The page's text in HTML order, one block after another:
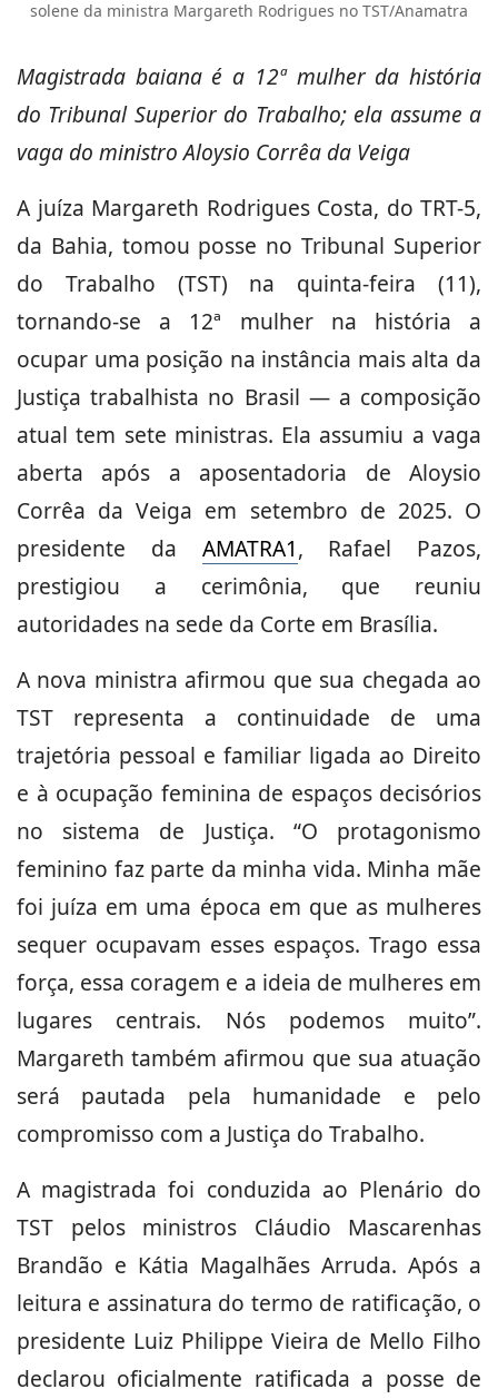
solene da ministra Margareth Rodrigues no TST/Anamatra
Magistrada baiana é a 12ª mulher da história
do Tribunal Superior do Trabalho; ela assume a
vaga do ministro Aloysio Corrêa da Veiga
A juíza Margareth Rodrigues Costa, do TRT-5,
da Bahia, tomou posse no Tribunal Superior
do Trabalho (TST) na quinta-feira (11),
tornando-se a 12ª mulher na história a
ocupar uma posição na instância mais alta da
Justiça trabalhista no Brasil — a composição
atual tem sete ministras. Ela assumiu a vaga
aberta após a aposentadoria de Aloysio
Corrêa da Veiga em setembro de 2025. O
presidente da AMATRA1, Rafael Pazos,
prestigiou a cerimônia, que reuniu
autoridades na sede da Corte em Brasília.
A nova ministra afirmou que sua chegada ao
TST representa a continuidade de uma
trajetória pessoal e familiar ligada ao Direito
e à ocupação feminina de espaços decisórios
no sistema de Justiça. “O protagonismo
feminino faz parte da minha vida. Minha mãe
foi juíza em uma época em que as mulheres
sequer ocupavam esses espaços. Trago essa
força, essa coragem e a ideia de mulheres em
lugares centrais. Nós podemos muito”.
Margareth também afirmou que sua atuação
será pautada pela humanidade e pelo
compromisso com a Justiça do Trabalho.
A magistrada foi conduzida ao Plenário do
TST pelos ministros Cláudio Mascarenhas
Brandão e Kátia Magalhães Arruda. Após a
leitura e assinatura do termo de ratificação, o
presidente Luiz Philippe Vieira de Mello Filho
declarou oficialmente ratificada a posse de